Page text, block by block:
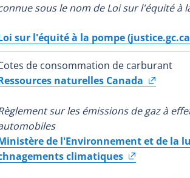
sous le nom de Loi sur l'équité à
sur l'équité à la pompe
de consommation de carburant
naturelles Canada
sur les émissions de gaz à
de l'Environnement et de la
climatiques